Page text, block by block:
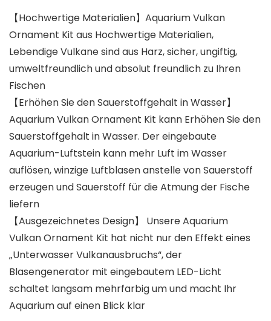
【Hochwertige Materialien】Aquarium Vulkan
Ornament Kit aus Hochwertige Materialien,
Lebendige Vulkane sind aus Harz, sicher, ungiftig,
umweltfreundlich und absolut freundlich zu Ihren
Fischen
【Erhöhen Sie den Sauerstoffgehalt in Wasser】
Aquarium Vulkan Ornament Kit kann Erhöhen Sie den
Sauerstoffgehalt in Wasser. Der eingebaute
Aquarium-Luftstein kann mehr Luft im Wasser
auflösen, winzige Luftblasen anstelle von Sauerstoff
erzeugen und Sauerstoff für die Atmung der Fische
liefern
【Ausgezeichnetes Design】 Unsere Aquarium
Vulkan Ornament Kit hat nicht nur den Effekt eines
„Unterwasser Vulkanausbruchs“, der
Blasengenerator mit eingebautem LED-Licht
schaltet langsam mehrfarbig um und macht Ihr
Aquarium auf einen Blick klar